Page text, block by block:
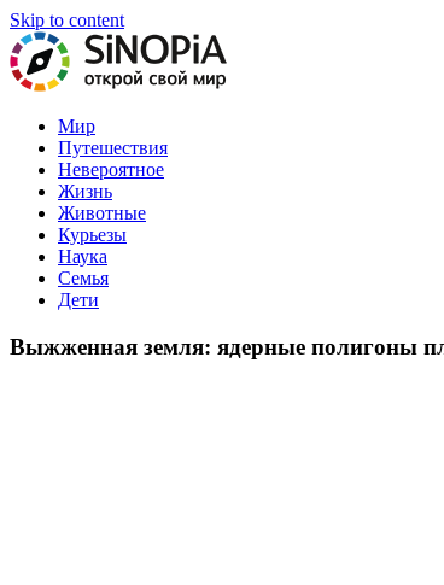
Skip to content
На нашем портале вы найдете самые интересные
Мир
Путешествия
Невероятное
Жизнь
Животные
Курьезы
Наука
Семья
Дети
Выжженная земля: ядерные полигоны